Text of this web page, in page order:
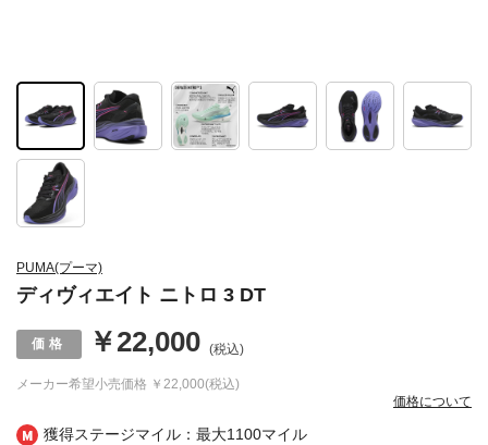
獲得ステージマイル：最大1100マイル
PUMA(プーマ)
ディヴィエイト ニトロ 3 DT
メーカー希望小売価格 ￥22,000(税込)
￥22,000 (税込)
価格について